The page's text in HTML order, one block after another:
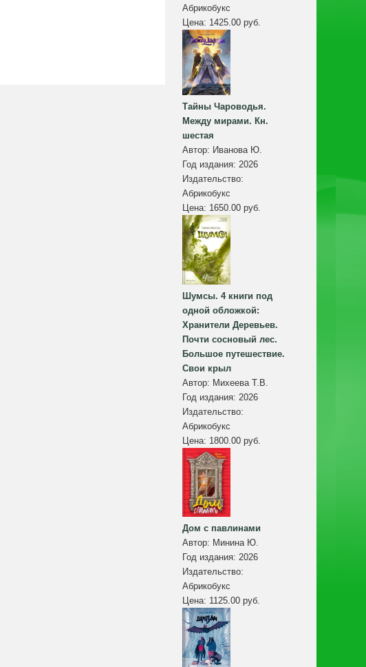
Абрикобукс
Цена: 1425.00 руб.
Тайны Чароводья.
Между мирами. Кн.
шестая
Автор: Иванова Ю.
Год издания: 2026
Издательство:
Абрикобукс
Цена: 1650.00 руб.
Шумсы. 4 книги под
одной обложкой:
Хранители Деревьев.
Почти сосновый лес.
Большое путешествие.
Свои крыл
Автор: Михеева Т.В.
Год издания: 2026
Издательство:
Абрикобукс
Цена: 1800.00 руб.
Дом с павлинами
Автор: Минина Ю.
Год издания: 2026
Издательство:
Абрикобукс
Цена: 1125.00 руб.